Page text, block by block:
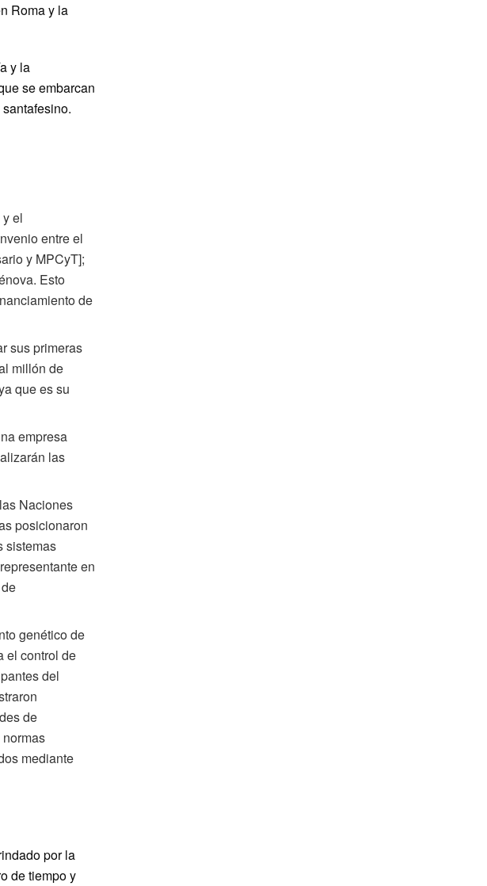
Roma y la
y la
se embarcan
el
entre el
y MPCyT];
Esto
de
sus primeras
millón de
que es su
empresa
las
Naciones
posicionaron
sistemas
en
genético de
el control de
del
de
mediante
por la
de tiempo y